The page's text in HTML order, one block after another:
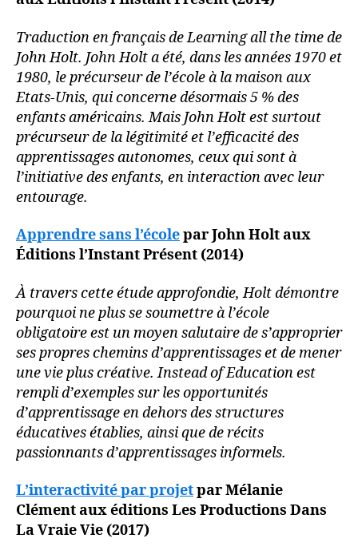
Traduction en français de Learning all the time de
John Holt. John Holt a été, dans les années 1970 et
1980, le précurseur de l’école à la maison aux
Etats-Unis, qui concerne désormais 5 % des
enfants américains. Mais John Holt est surtout
précurseur de la légitimité et l’efficacité des
apprentissages autonomes, ceux qui sont à
l’initiative des enfants, en interaction avec leur
entourage.
Apprendre sans l’écolepar John Holt aux
Éditions l’Instant Présent (2014)
À travers cette étude approfondie, Holt démontre
pourquoi ne plus se soumettre à l’école
obligatoire est un moyen salutaire de s’approprier
ses propres chemins d’apprentissages et de mener
une vie plus créative. Instead of Education est
rempli d’exemples sur les opportunités
d’apprentissage en dehors des structures
éducatives établies, ainsi que de récits
passionnants d’apprentissages informels.
L’interactivité par projetpar Mélanie
Clément aux éditions Les Productions Dans
La Vraie Vie (2017)